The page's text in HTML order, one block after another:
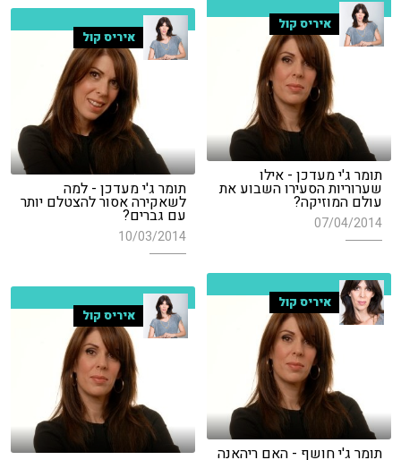
איריס קול
תומר ג'י מעדכן - אילו
שערוריות הסעירו השבוע את
עולם המוזיקה?
07/04/2014
איריס קול
תומר ג'י מעדכן - למה
לשאקירה אסור להצטלם יותר
עם גברים?
10/03/2014
איריס קול
תומר ג'י חושף - האם ריהאנה
איריס קול